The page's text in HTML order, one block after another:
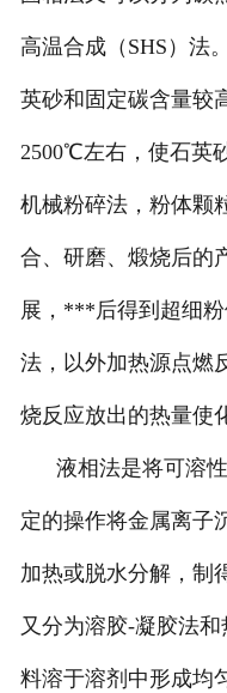
高温合成（SHS）法
英砂和固定碳含量较
2500℃左右，使石英
机械粉碎法，粉体颗
合、研磨、煅烧后的
展，***后得到超细粉
法，以外加热源点燃
烧反应放出的热量使
液相法是将可溶性
定的操作将金属离子
加热或脱水分解，制
又分为溶胶-凝胶法
料溶于溶剂中形成均